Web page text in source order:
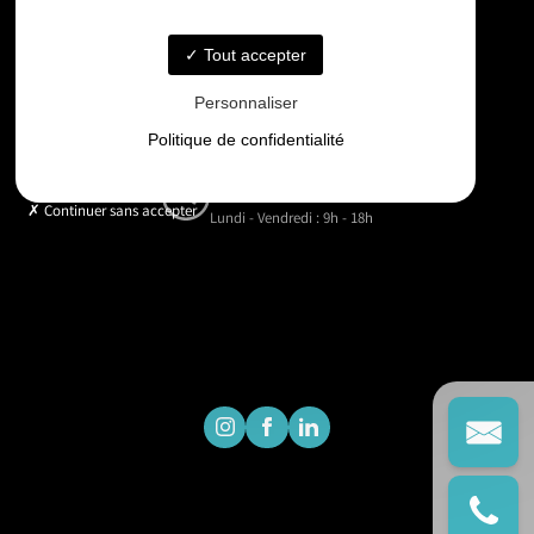
contact@gd-drones-services.fr
Horaires
Lundi - Vendredi : 9h - 18h
Tout accepter
Personnaliser
Politique de confidentialité
Continuer sans accepter